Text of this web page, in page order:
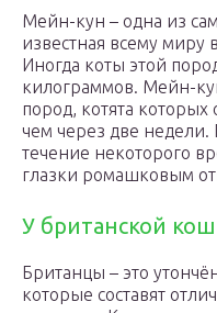
Мейн-кун – одна из
известная всему
Иногда коты этой
килограммов. Мейн-
пород, котята
чем через две недели.
течение некоторого
глазки ромашковым
У британской
Британцы – это
которые составят